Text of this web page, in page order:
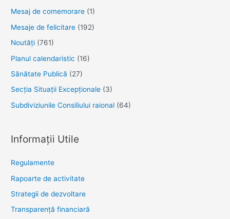
Mesaj de comemorare (1)
Mesaje de felicitare (192)
Noutăţi (761)
Planul calendaristic (16)
Sănătate Publică (27)
Secția Situații Excepționale (3)
Subdiviziunile Consiliului raional (64)
Informații Utile
Regulamente
Rapoarte de activitate
Strategii de dezvoltare
Transparenţă financiară